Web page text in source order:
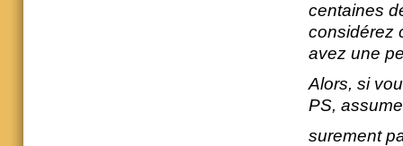
centaines
considérez
avez une
Alors, si
PS,
surement